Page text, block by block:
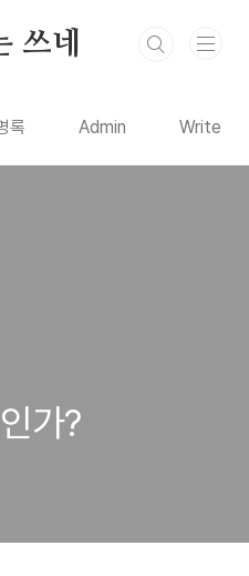
쓰네
록 Admin Write
가?